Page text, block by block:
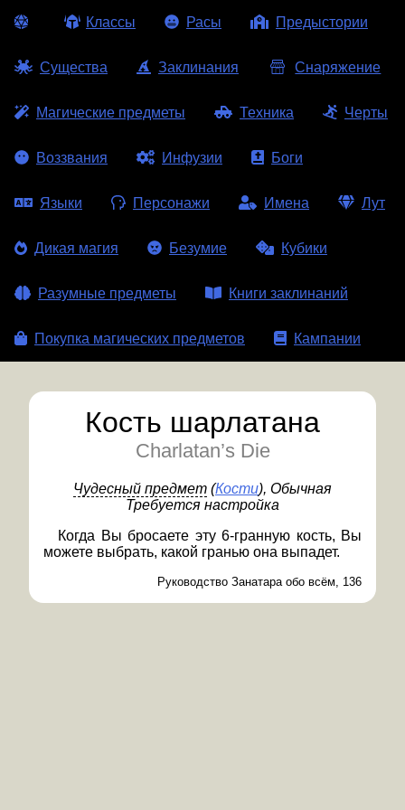
Классы Расы Предыстории
Существа Заклинания Снаряжение
Магические предметы Техника Черты
Воззвания Инфузии Боги
Языки Персонажи Имена Лут
Дикая магия Безумие Кубики
Разумные предметы Книги заклинаний
Покупка магических предметов Кампании
Кость шарлатана
Charlatan’s Die
Чудесный предмет (Кости), Обычная
Требуется настройка
Когда Вы бросаете эту 6-гранную кость, Вы
можете выбрать, какой гранью она выпадет.
Руководство Занатара обо всём, 136